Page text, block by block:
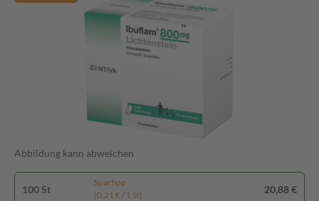
Abbildung kann abweichen
100 St
Spartipp
(0,21 € / 1 St)
20,88 €